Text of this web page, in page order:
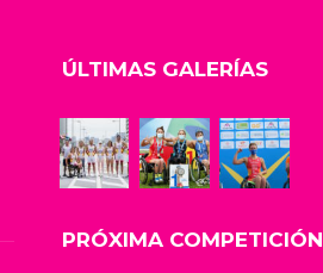
ÚLTIMAS GALERÍAS
PRÓXIMA COMPETICIÓN